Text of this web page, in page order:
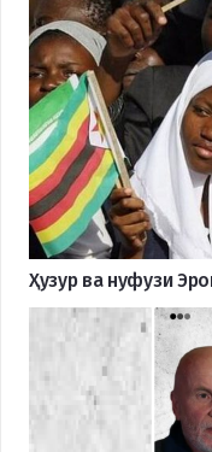
Ҳузур ва нуфузи